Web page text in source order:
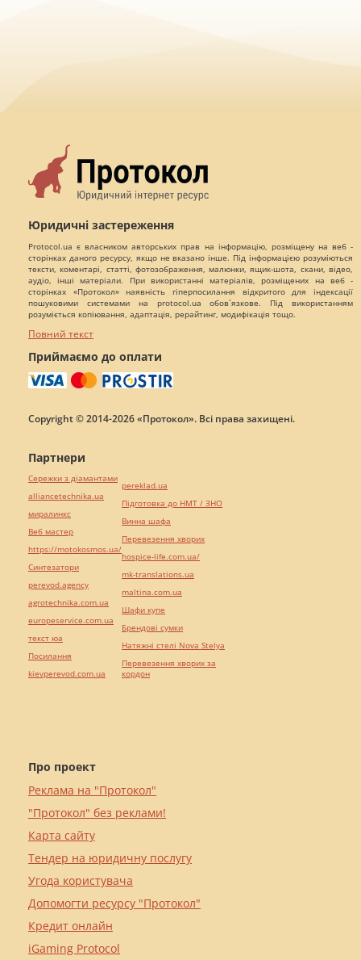
Юридичні застереження
Protocol.ua є власником авторських прав на інформацію, розміщену на веб -
сторінках даного ресурсу, якщо не вказано інше. Під інформацією розуміються
тексти, коментарі, статті, фотозображення, малюнки, ящик-шота, скани, відео,
аудіо, інші матеріали. При використанні матеріалів, розміщених на веб -
сторінках «Протокол» наявність гіперпосилання відкритого для індексації
пошуковими системами на protocol.ua обов`язкове. Під використанням
розуміється копіювання, адаптація, рерайтинг, модифікація тощо.
Повний текст
Приймаємо до оплати
Copyright © 2014-2026 «Протокол». Всі права захищені.
Про проект
Реклама на "Протокол"
"Протокол" без реклами!
Карта сайту
Тендер на юридичну послугу
Угода користувача
Допомогти ресурсу "Протокол"
Кредит онлайн
iGaming Protocol
Партнери
Сережки з діамантами
alliancetechnika.ua
миралинкс
Веб мастер
https://motokosmos.ua/
Синтезатори
perevod.agency
agrotechnika.com.ua
europeservice.com.ua
текст юа
Посилання
kievperevod.com.ua
pereklad.ua
Підготовка до НМТ / ЗНО
Винна шафа
Перевезення хворих
hospice-life.com.ua/
mk-translations.ua
maltina.com.ua
Шафи купе
Брендові сумки
Натяжні стелі Nova Stelya
Перевезення хворих за
кордон